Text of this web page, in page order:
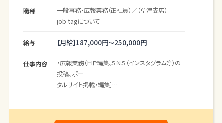
歓迎スキル
・Excel、スプレッドシート等を使った情報整理の経
・資料作成や事務サポートの経験
・AIや新しいツールに興味があり、前向きに学べる
方
・Illustratorでの簡単な修正作業
※専門レベルは不要です
職種
一般事務・広報業務（正社員）／（草津支店）
job tagについて
給与 【月給】187,000円～250,000円
仕事内容
・広報業務（ＨＰ編集、ＳＮＳ（インスタグラム等）の
投稿、ポー
タルサイト掲載・編集）
・パソコンによる書類等の作成（フォーマット有り）
・来客対応